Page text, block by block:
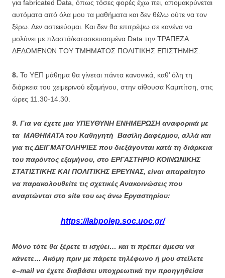
για fabricated Data, όπως τόσες φορές έχω πει, απομακρύνεται
αυτόματα από όλα μου τα μαθήματα και δεν θέλω ούτε να τον
ξέρω. Δεν αστειεύομαι. Και δεν θα επιτρέψω σε κανένα να
μολύνει με πλαστά/κατασκευασμένα Data την ΤΡΑΠΕΖΑ
ΔΕΔΟΜΕΝΩΝ ΤΟΥ ΤΜΗΜΑΤΟΣ ΠΟΛΙΤΙΚΗΣ ΕΠΙΣΤΗΜΗΣ.
8. Το ΥΕΠ μάθημα θα γίνεται πάντα κανονικά, καθ’ όλη τη
διάρκεια του χειμερινού εξαμήνου, στην αίθουσα Καμπίτση, στις
ώρες 11.30-14.30.
9. Για να έχετε μια ΥΠΕΥΘΥΝΗ ΕΝΗΜΕΡΩΣΗ αναφορικά με
τα ΜΑΘΗΜΑΤΑ του Καθηγητή Βασίλη Δαφέρμου, αλλά και
για τις ΔΕΙΓΜΑΤΟΛΗΨΙΕΣ που διεξάγονται κατά τη διάρκεια
του παρόντος εξαμήνου, στο ΕΡΓΑΣΤΗΡΙΟ ΚΟΙΝΩΝΙΚΗΣ
ΣΤΑΤΙΣΤΙΚΗΣ ΚΑΙ ΠΟΛΙΤΙΚΗΣ ΕΡΕΥΝΑΣ, είναι απαραίτητο
να παρακολουθείτε τις σχετικές Ανακοινώσεις που
αναρτώνται στο site του ως άνω Εργαστηρίου:
https://labpolep.soc.uoc.gr/
Μόνο τότε θα ξέρετε τι ισχύει… και τι πρέπει άμεσα να
κάνετε… Ακόμη πριν με πάρετε τηλέφωνο ή μου στείλετε
e–mail να έχετε διαβάσει υποχρεωτικά την προηγηθείσα